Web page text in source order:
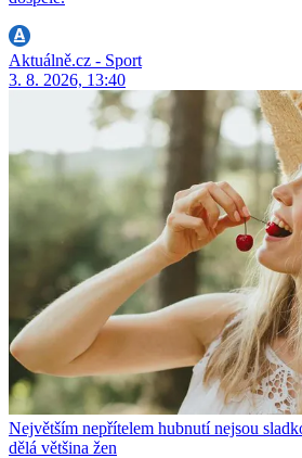
Aktuálně.cz - Sport
3. 8. 2026, 13:40
Největším nepřítelem hubnutí nejsou
dělá většina žen